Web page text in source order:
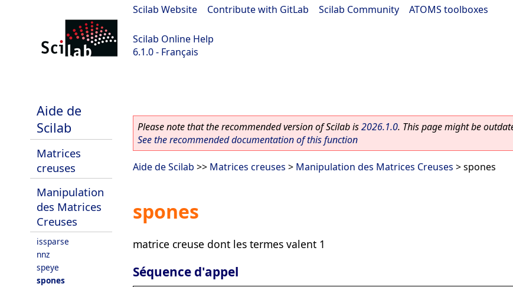
Scilab Website Contribute with GitLab Scilab Community ATOMS toolboxes
Scilab Online Help
6.1.0 - Français
Aide de
Scilab
Matrices
creuses
Manipulation
des Matrices
Creuses
issparse
nnz
speye
spones
Please note that the recommended version of Scilab is2026.1.0. This page might be
See the recommended documentation of this function
Aide de Scilab >> Matrices creuses > Manipulation des Matrices Creuses > spones
spones
matrice creuse dont les termes valent 1
Séquence d'appel